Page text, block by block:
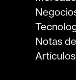
Notas